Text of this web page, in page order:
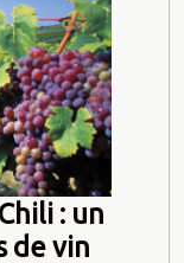
: un
de vin